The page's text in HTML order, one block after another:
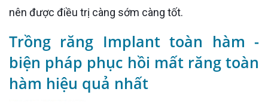
nên được điều trị càng sớm càng tốt.
Trồng răng Implant toàn hàm -
biện pháp phục hồi mất răng toàn
hàm hiệu quả nhất